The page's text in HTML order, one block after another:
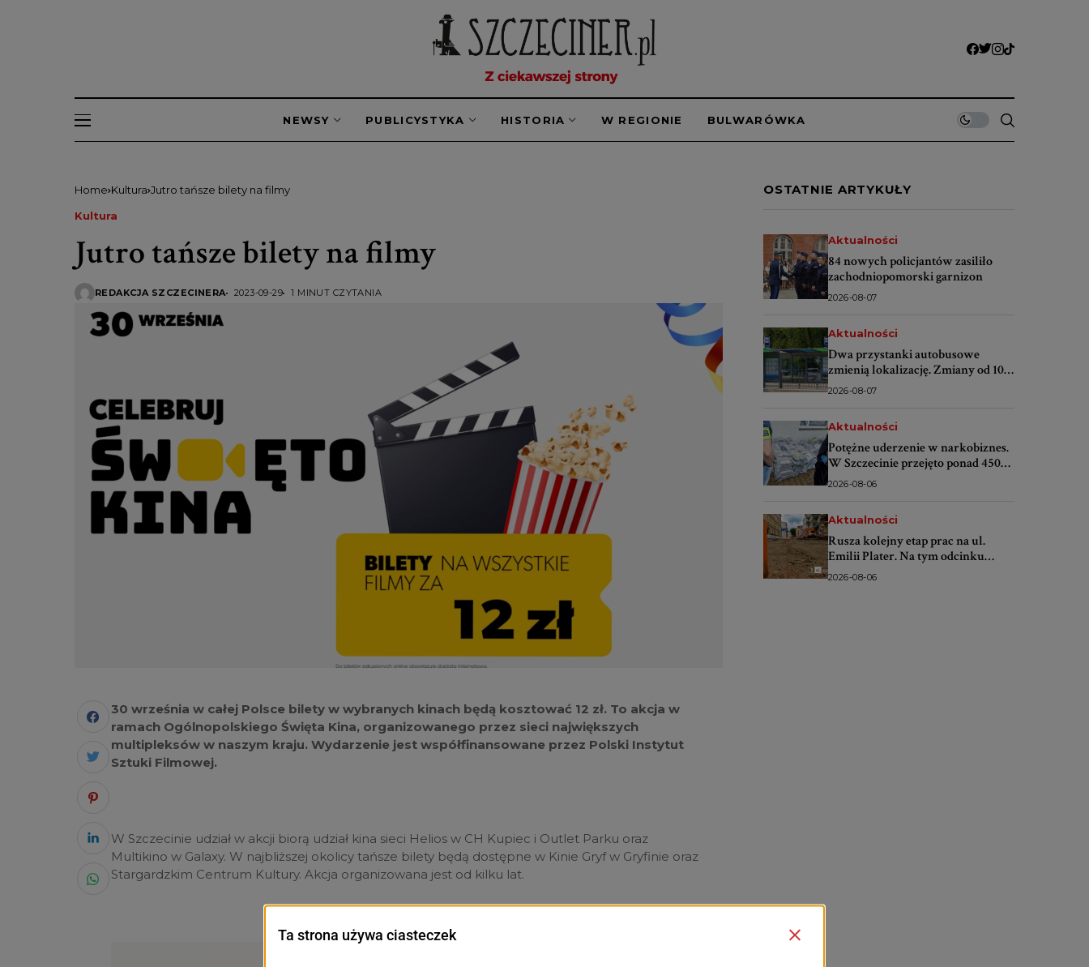
NEWSY PUBLICYSTYKA HISTORIA W REGIONIE BULWARÓWKA
Home Kultura Jutro tańsze bilety na filmy
Kultura
Jutro tańsze bilety na filmy
REDAKCJA SZCZECINERA 2023-09-29 1 MINUT CZYTANIA
30 września w całej Polsce bilety w wybranych kinach będą kosztować 12 zł. To akcja w
ramach Ogólnopolskiego Święta Kina, organizowanego przez sieci największych
multipleksów w naszym kraju. Wydarzenie jest współfinansowane przez Polski Instytut
Sztuki Filmowej.
W Szczecinie udział w akcji biorą udział kina sieci Helios w CH Kupiec i Outlet Parku oraz
Multikino w Galaxy. W najbliższej okolicy tańsze bilety będą dostępne w Kinie Gryf w Gryfinie oraz
Stargardzkim Centrum Kultury. Akcja organizowana jest od kilku lat.
OSTATNIE ARTYKUŁY
Aktualności
84 nowych policjantów zasiliło
zachodniopomorski garnizon
2026-08-07
Aktualności
Dwa przystanki autobusowe
zmienią lokalizację. Zmiany od 10
sierpnia
2026-08-07
Aktualności
Potężne uderzenie w narkobiznes.
W Szczecinie przejęto ponad 450
kilogramów narkotyków
2026-08-06
Aktualności
Rusza kolejny etap prac na ul.
Emilii Plater. Na tym odcinku
lepiej nie parkować
2026-08-06